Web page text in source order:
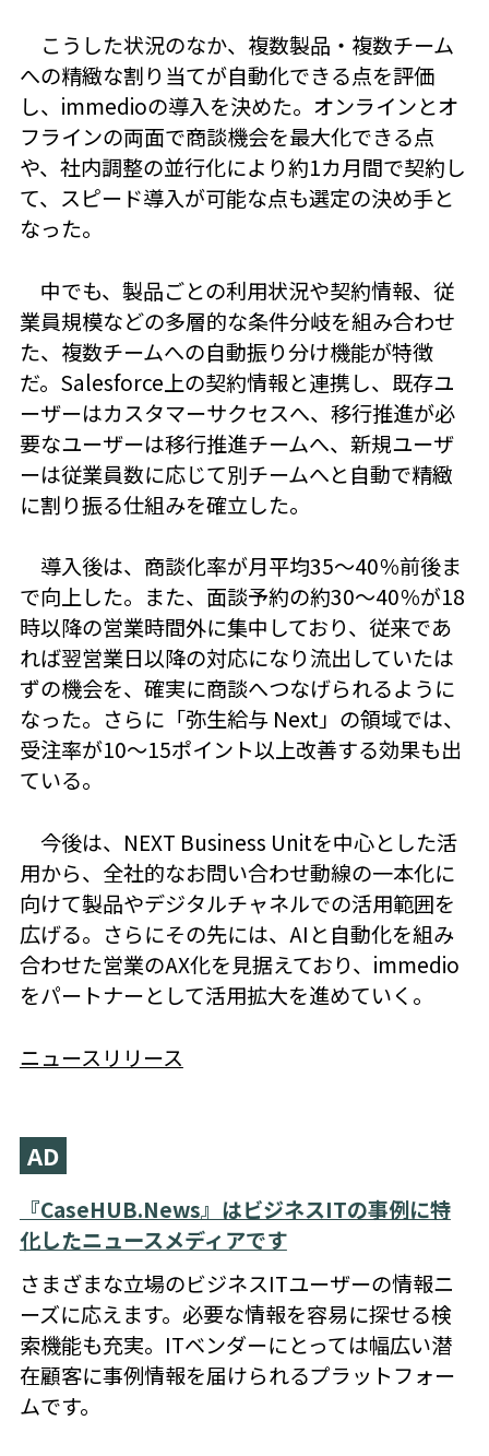
こうした状況のなか、複数製品・複数チーム
への精緻な割り当てが自動化できる点を評価
し、immedioの導入を決めた。オンラインとオ
フラインの両面で商談機会を最大化できる点
や、社内調整の並行化により約1カ月間で契約し
て、スピード導入が可能な点も選定の決め手と
なった。
中でも、製品ごとの利用状況や契約情報、従
業員規模などの多層的な条件分岐を組み合わせ
た、複数チームへの自動振り分け機能が特徴
だ。Salesforce上の契約情報と連携し、既存ユ
ーザーはカスタマーサクセスへ、移行推進が必
要なユーザーは移行推進チームへ、新規ユーザ
ーは従業員数に応じて別チームへと自動で精緻
に割り振る仕組みを確立した。
導入後は、商談化率が月平均35～40％前後ま
で向上した。また、面談予約の約30～40％が18
時以降の営業時間外に集中しており、従来であ
れば翌営業日以降の対応になり流出していたは
ずの機会を、確実に商談へつなげられるように
なった。さらに「弥生給与 Next」の領域では、
受注率が10～15ポイント以上改善する効果も出
ている。
今後は、NEXT Business Unitを中心とした活
用から、全社的なお問い合わせ動線の一本化に
向けて製品やデジタルチャネルでの活用範囲を
広げる。さらにその先には、AIと自動化を組み
合わせた営業のAX化を見据えており、immedio
をパートナーとして活用拡大を進めていく。
ニュースリリース
AD
『CaseHUB.News』はビジネスITの事例に特
化したニュースメディアです
さまざまな立場のビジネスITユーザーの情報ニ
ーズに応えます。必要な情報を容易に探せる検
索機能も充実。ITベンダーにとっては幅広い潜
在顧客に事例情報を届けられるプラットフォー
ムです。